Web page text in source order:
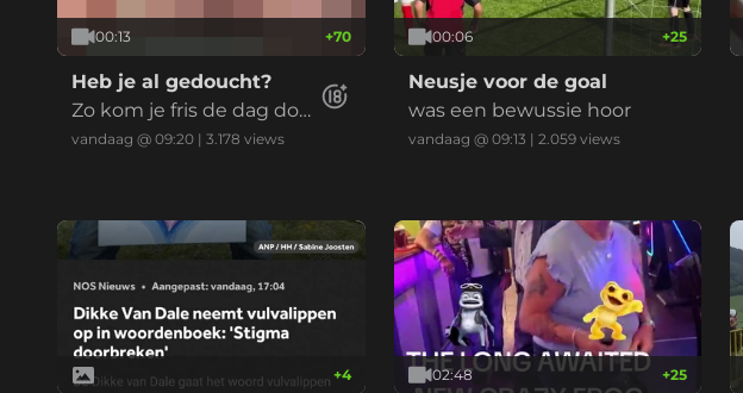
00:13 +70
Heb je al gedoucht?
Zo kom je fris de dag doo
r
vandaag @ 09:20 | 3.178 views
00:06 +25
Neusje voor de goal
was een bewussie hoor
vandaag @ 09:13 | 2.059views
+4 02:48 +25